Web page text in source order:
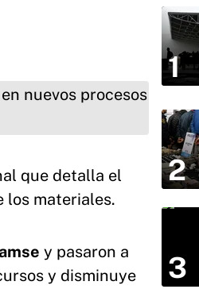
que detalla el
los materiales.
y pasaron a
y disminuye